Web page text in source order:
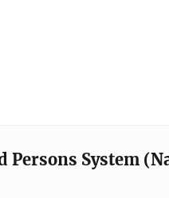
System